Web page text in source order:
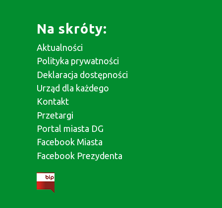
Na skróty:
Aktualności
Polityka prywatności
Deklaracja dostępności
Urząd dla każdego
Kontakt
Przetargi
Portal miasta DG
Facebook Miasta
Facebook Prezydenta